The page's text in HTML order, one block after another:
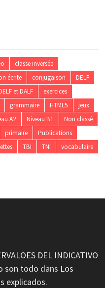
classe inversée
écrite conjugaison
DELF
et DALF
exercices
grammaire HTML5
jeux
A2 Niveau B1
Non classé
primaire
Publications
TBI TNI vocabulaire
DEL INDICATIVO
son todo dans Los
explicados.